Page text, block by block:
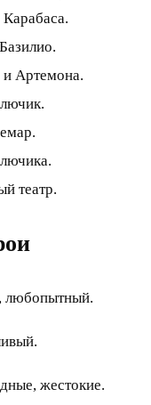
Артемона.
театр.
любопытный.
жестокие.